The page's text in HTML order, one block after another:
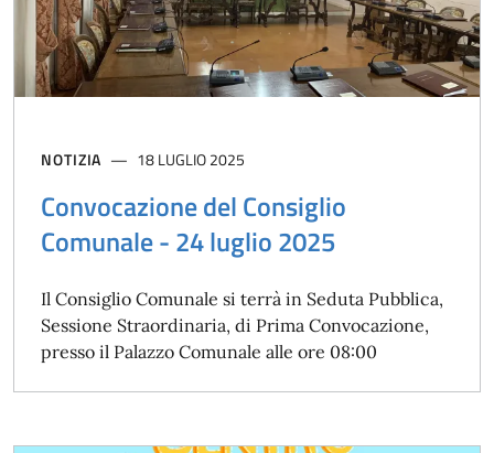
NOTIZIA 18 LUGLIO 2025
Convocazione del Consiglio
Comunale - 24 luglio 2025
Il Consiglio Comunale si terrà in Seduta Pubblica,
Sessione Straordinaria, di Prima Convocazione,
presso il Palazzo Comunale alle ore 08:00